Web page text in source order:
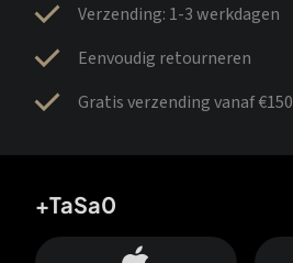
Verzending: 1-3 werkdagen
Eenvoudig retourneren
Gratis verzending vanaf €150
+TaSa0